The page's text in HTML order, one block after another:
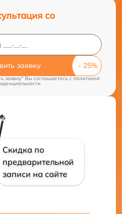
со
заявку
заявку" Вы соглашаетесь cполитикой
Скидка по
предварительной
записи на сайте